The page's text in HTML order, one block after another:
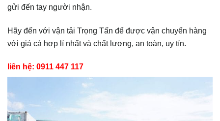
gửi đến tay người nhận.
Hãy đến với vận tải Trọng Tấn để được vận chuyển hàng
với giá cả hợp lí nhất và chất lượng, an toàn, uy tín.
liên hệ: 0911 447 117